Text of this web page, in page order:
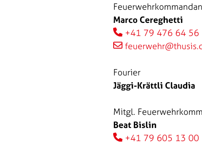
Marco Cereghetti
+41 79 476 64 56
Fourier
Jäggi-Krättli Claudia
Mitgl.
Beat Bislin
+41 79 605 13 00